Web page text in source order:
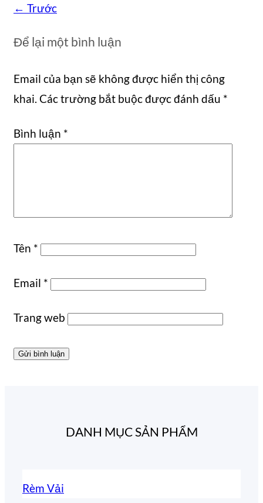
← Trước
Để lại một bình luận
Email của bạn sẽ không được hiển thị công
khai. Các trường bắt buộc được đánh dấu *
Bình luận *
Tên *
Email *
Trang web
DANH MỤC SẢN PHẨM
Rèm Vải